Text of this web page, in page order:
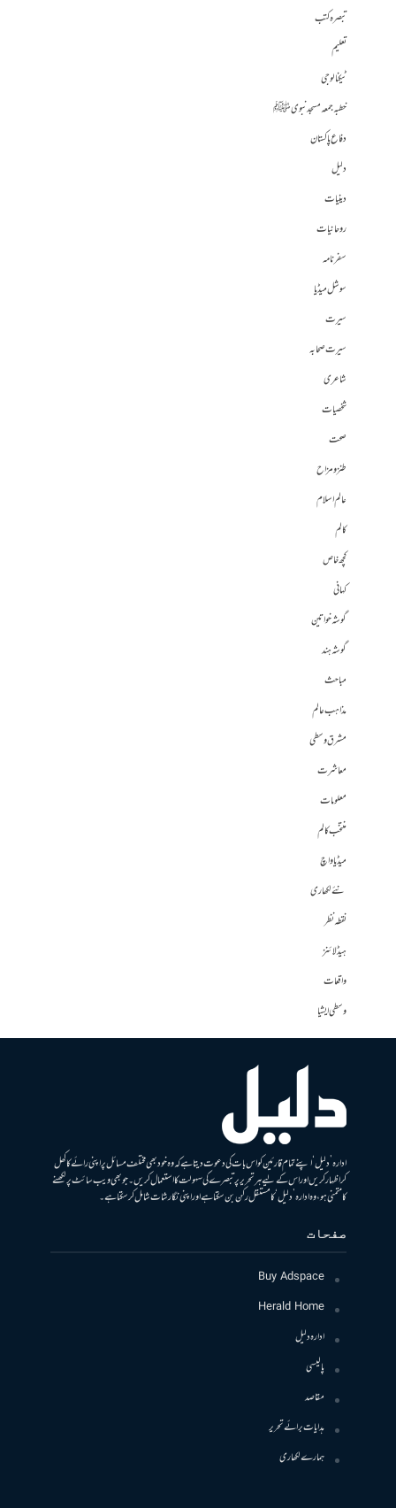
تبصرہ کتب
تعلیم
ٹیکنالوجی
خطبہ جمعہ مسجد نبوی ﷺ
دفاع پاکستان
دلیل
دینیات
روحانیات
سفرنامہ
سوشل میڈیا
سیرت
سیرت صحابہ
شاعری
شخصیات
صحت
طنز و مزاح
عالم اسلام
کالم
کچھ خاص
کہانی
گوشہ خواتین
گوشہ ہند
مباحث
مذاہب عالم
مشرق وسطی
معاشرت
معلومات
منتخب کالم
میڈیا واچ
نئے لکھاری
نقطہ نظر
ہیڈلائنز
واقعات
وسطی ایشیا
ادارہ ’دلیل‘ اپنے تمام قارئین کو اس بات کی دعوت دیتا ہے کہ وہ خود بھی مختلف مسائل پر اپنی رائے کا کھل
کر اظہار کریں اور اس کے لیے ہر تحریر پر تبصرے کی سہولت کا استعمال کریں۔ جو بھی ویب سائٹ پر لکھنے
کا متمنی ہو، وہ ادارہ ’دلیل‘ کا مستقل رکن بن سکتا ہے اور اپنی نگارشات شامل کرسکتا ہے۔
صفحات
Buy Adspace
Herald Home
ادارہ دلیل
پالیسی
مقاصد
ہدایات برائے تحریر
ہمارے لکھاری